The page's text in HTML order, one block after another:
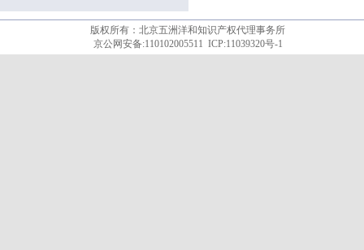
版权所有：北京五洲洋和知识产权代理事务所
京公网安备:110102005511 ICP:11039320号-1